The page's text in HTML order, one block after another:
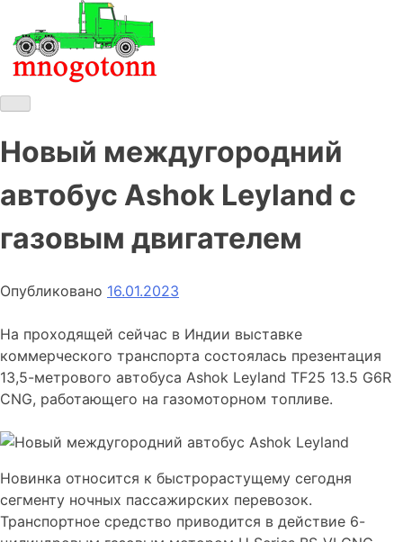
content
автомобилях и спецтехнике
Новый междугородний
автобус Ashok Leyland с
газовым двигателем
Опубликовано 16.01.2023
На проходящей сейчас в Индии выставке
коммерческого транспорта состоялась презентация
13,5-метрового автобуса Ashok Leyland TF25 13.5 G6R
CNG, работающего на газомоторном топливе.
Новинка относится к быстрорастущему сегодня
сегменту ночных пассажирских перевозок.
Транспортное средство приводится в действие 6-